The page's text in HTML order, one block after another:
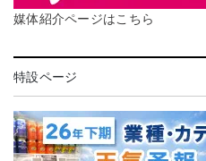
媒体紹介ページはこちら
特設ページ